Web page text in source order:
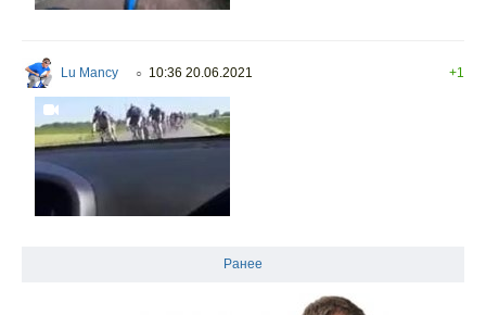
Lu Mancy ○ 10:36 20.06.2021 +1
Ранее